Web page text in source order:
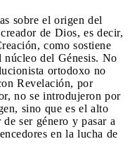
sobre el origen del
de Dios, es decir,
como sostiene
núcleo del Génesis. No
ortodoxo no
Revelación, por
no se introdujeron por
sino que es el alto
ser género y pasar a
en la lucha de